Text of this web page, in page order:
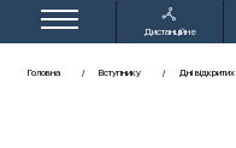
Дистанційне
Головна Вступнику Дні